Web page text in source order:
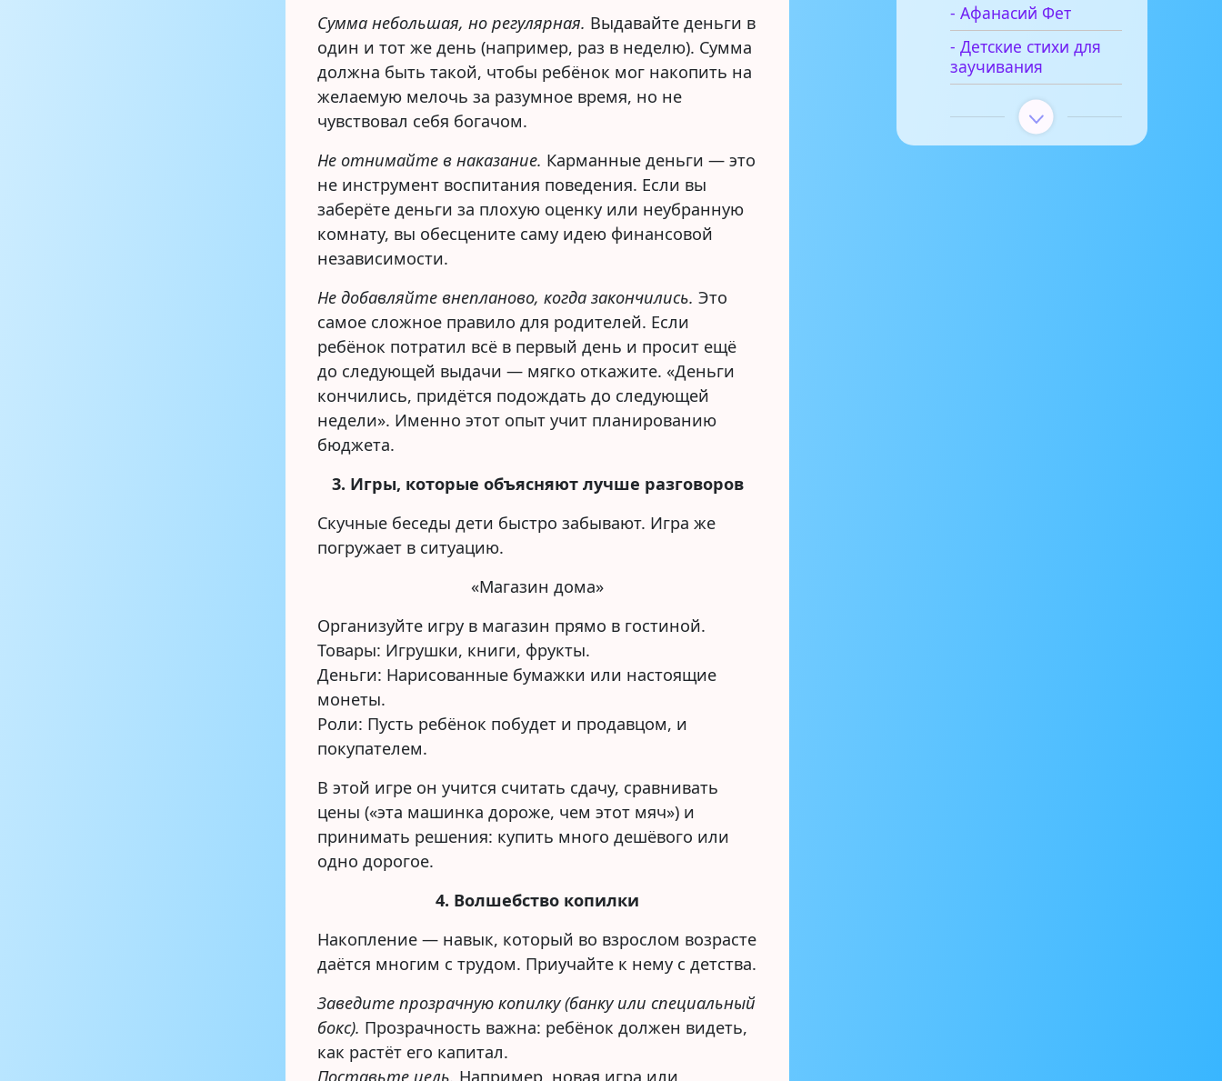
Сумма небольшая, но регулярная. Выдавайте деньги в
один и тот же день (например, раз в неделю). Сумма
должна быть такой, чтобы ребёнок мог накопить на
желаемую мелочь за разумное время, но не
чувствовал себя богачом.
Не отнимайте в наказание. Карманные деньги — это
не инструмент воспитания поведения. Если вы
заберёте деньги за плохую оценку или неубранную
комнату, вы обесцените саму идею финансовой
независимости.
Не добавляйте внепланово, когда закончились. Это
самое сложное правило для родителей. Если
ребёнок потратил всё в первый день и просит ещё
до следующей выдачи — мягко откажите. «Деньги
кончились, придётся подождать до следующей
недели». Именно этот опыт учит планированию
бюджета.
3. Игры, которые объясняют лучше разговоров
Скучные беседы дети быстро забывают. Игра же
погружает в ситуацию.
«Магазин дома»
Организуйте игру в магазин прямо в гостиной.
Товары: Игрушки, книги, фрукты.
Деньги: Нарисованные бумажки или настоящие
монеты.
Роли: Пусть ребёнок побудет и продавцом, и
покупателем.
В этой игре он учится считать сдачу, сравнивать
цены («эта машинка дороже, чем этот мяч») и
принимать решения: купить много дешёвого или
одно дорогое.
4. Волшебство копилки
Накопление — навык, который во взрослом возрасте
даётся многим с трудом. Приучайте к нему с детства.
Заведите прозрачную копилку (банку или специальный
бокс). Прозрачность важна: ребёнок должен видеть,
как растёт его капитал.
- Афанасий Фет
- Детские стихи для
заучивания